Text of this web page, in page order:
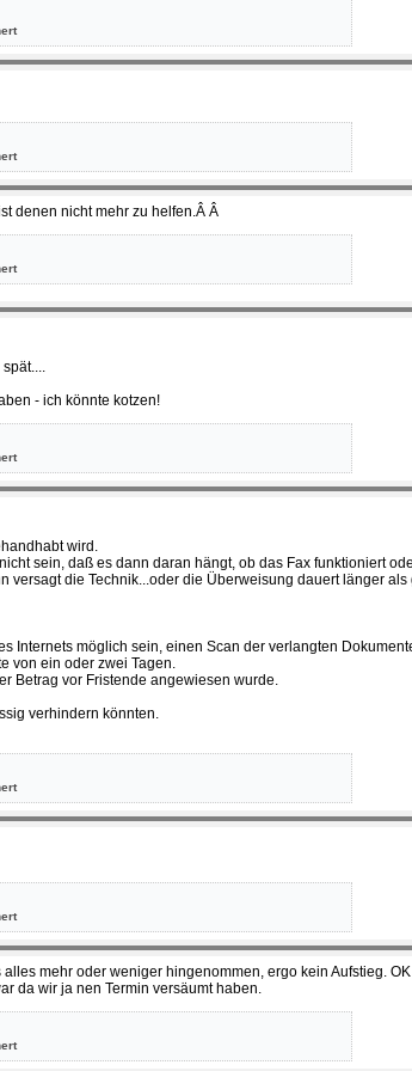
denen nicht mehr zu helfen.Â Â
- ich könnte kotzen!
wird.
sein, daß es dann daran hängt, ob das Fax funktioniert
versagt die Technik...oder die Überweisung dauert länger als
Internets möglich sein, einen Scan der verlangten
von ein oder zwei Tagen.
Betrag vor Fristende angewiesen wurde.
verhindern könnten.
mehr oder weniger hingenommen, ergo kein Aufstieg.
da wir ja nen Termin versäumt haben.